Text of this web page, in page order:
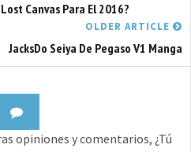
Canvas Para El 2016?
OLDER ARTICLE
JacksDo Seiya De Pegaso V1 Manga
opiniones y comentarios, ¿Tú